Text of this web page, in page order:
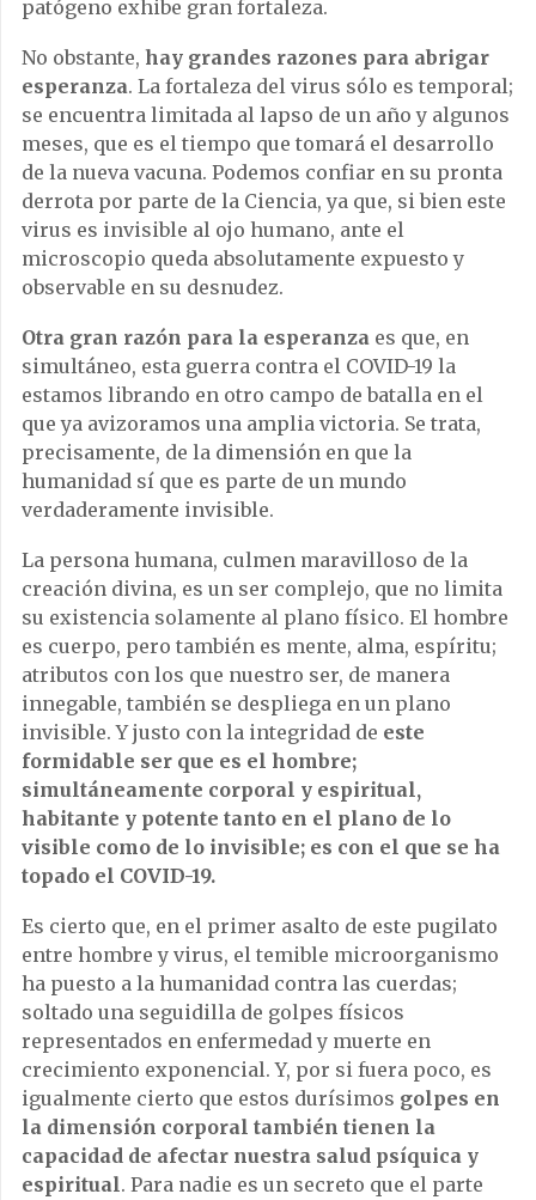
patógeno exhibe gran fortaleza.
No obstante, hay grandes razones para abrigar
esperanza. La fortaleza del virus sólo es temporal;
se encuentra limitada al lapso de un año y algunos
meses, que es el tiempo que tomará el desarrollo
de la nueva vacuna. Podemos confiar en su pronta
derrota por parte de la Ciencia, ya que, si bien este
virus es invisible al ojo humano, ante el
microscopio queda absolutamente expuesto y
observable en su desnudez.
Otra gran razón para la esperanza es que, en
simultáneo, esta guerra contra el COVID-19 la
estamos librando en otro campo de batalla en el
que ya avizoramos una amplia victoria. Se trata,
precisamente, de la dimensión en que la
humanidad sí que es parte de un mundo
verdaderamente invisible.
La persona humana, culmen maravilloso de la
creación divina, es un ser complejo, que no limita
su existencia solamente al plano físico. El hombre
es cuerpo, pero también es mente, alma, espíritu;
atributos con los que nuestro ser, de manera
innegable, también se despliega en un plano
invisible. Y justo con la integridad de este
formidable ser que es el hombre;
simultáneamente corporal y espiritual,
habitante y potente tanto en el plano de lo
visible como de lo invisible; es con el que se ha
topado el COVID-19.
Es cierto que, en el primer asalto de este pugilato
entre hombre y virus, el temible microorganismo
ha puesto a la humanidad contra las cuerdas;
soltado una seguidilla de golpes físicos
representados en enfermedad y muerte en
crecimiento exponencial. Y, por si fuera poco, es
igualmente cierto que estos durísimos golpes en
la dimensión corporal también tienen la
capacidad de afectar nuestra salud psíquica y
espiritual. Para nadie es un secreto que el parte